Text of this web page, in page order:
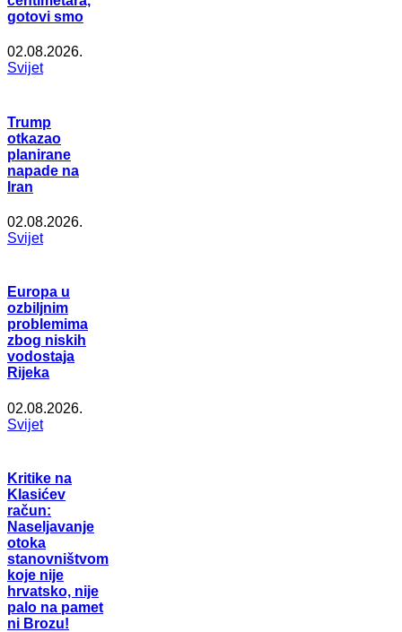
gotovi smo
02.08.2026.
Svijet
Trump
otkazao
planirane
napade na
Iran
02.08.2026.
Svijet
Europa u
ozbiljnim
problemima
zbog niskih
vodostaja
Rijeka
02.08.2026.
Svijet
Kritike na
Klasićev
račun:
Naseljavanje
otoka
stanovništvom
koje nije
hrvatsko, nije
palo na pamet
ni Brozu!